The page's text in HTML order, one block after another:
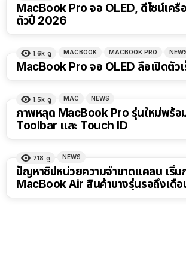
MacBook Pro จอ OLED, ดีไซน์เครื่
ตัวปี 2026
1.6k ดู MACBOOK MACBOOK PRO
MacBook Pro จอ OLED ลือเปิดตัว
1.5k ดู MAC NEWS
ภาพหลุด MacBook Pro รุ่นใหม่พร้อ
Toolbar และ Touch ID
718 ดู NEWS
ปัญหาชิปหน่วยความจำขาดแคลน เริ่ม
MacBook Air สินค้าบางรุ่นรอถึงเดื